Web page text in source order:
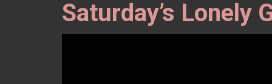
Saturday’s Lonely